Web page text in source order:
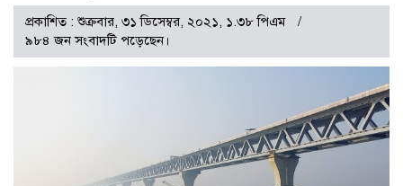
প্রকাশিত : শুক্রবার, ৩১ ডিসেম্বর, ২০২১, ১.৩৮ পিএম
৯৮৪ জন সংবাদটি পড়েছেন।